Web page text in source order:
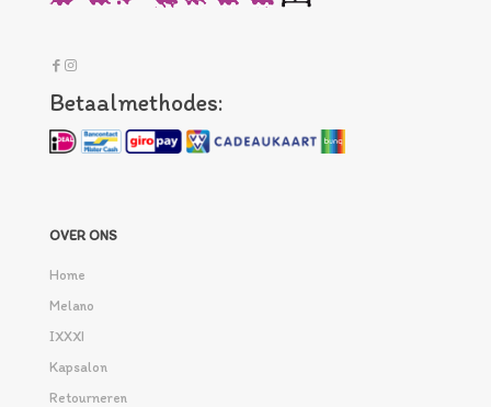
Betaalmethodes:
OVER ONS
Home
Melano
IXXXI
Kapsalon
Retourneren